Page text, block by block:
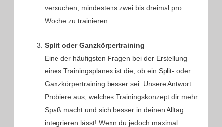
versuchen, mindestens zwei bis dreimal pro
Woche zu trainieren.
Split oder Ganzkörpertraining
Eine der häufigsten Fragen bei der Erstellung
eines Trainingsplanes ist die, ob ein Split- oder
Ganzkörpertraining besser sei. Unsere Antwort:
Probiere aus, welches Trainingskonzept dir mehr
Spaß macht und sich besser in deinen Alltag
integrieren lässt! Wenn du jedoch maximal